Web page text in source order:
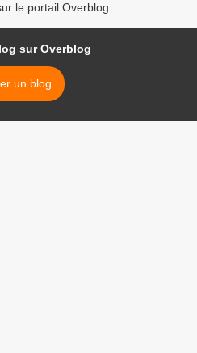
le portail Overblog
sur Overblog
un blog